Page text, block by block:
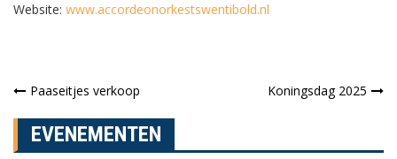
Website: www.accordeonorkestswentibold.nl
Berichtnavigatie
Paaseitjes verkoop Koningsdag 2025
EVENEMENTEN